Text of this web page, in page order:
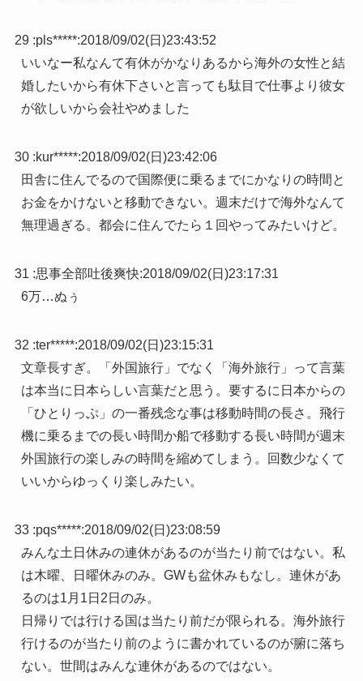
29 :pls*****:2018/09/02(日)23:43:52
いいなー私なんて有休がかなりあるから海外の女性と結
婚したいから有休下さいと言っても駄目で仕事より彼女
が欲しいから会社やめました
30 :kur*****:2018/09/02(日)23:42:06
田舎に住んでるので国際便に乗るまでにかなりの時間と
お金をかけないと移動できない。週末だけで海外なんて
無理過ぎる。都会に住んでたら１回やってみたいけど。
31 :思事全部吐後爽快:2018/09/02(日)23:17:31
6万…ぬぅ
32 :ter*****:2018/09/02(日)23:15:31
文章長すぎ。「外国旅行」でなく「海外旅行」って言葉
は本当に日本らしい言葉だと思う。要するに日本からの
「ひとりっぷ」の一番残念な事は移動時間の長さ。飛行
機に乗るまでの長い時間か船で移動する長い時間が週末
外国旅行の楽しみの時間を縮めてしまう。回数少なくて
いいからゆっくり楽しみたい。
33 :pqs*****:2018/09/02(日)23:08:59
みんな土日休みの連休があるのが当たり前ではない。私
は木曜、日曜休みのみ。GWも盆休みもなし。連休があ
るのは1月1日2日のみ。
日帰りでは行ける国は当たり前だが限られる。海外旅行
行けるのが当たり前のように書かれているのが腑に落ち
ない。世間はみんな連休があるのではない。